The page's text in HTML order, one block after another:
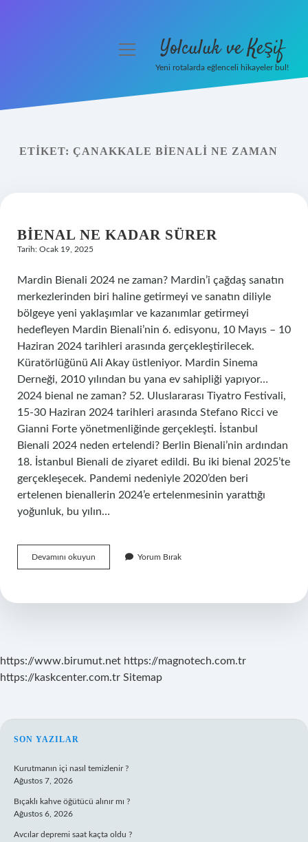
Yasal Uyarı
menüyü Yolculuk ve Keşif
Yeni rotalarda eğlenceli hikayeler bul!
ETIKET: ÇANAKKALE BIENALI NE ZAMAN
BIENAL NE KADAR SÜRER
Tarih: Ocak 19, 2025
Mardin Bienali 2024 ne zaman? Mardin’i çağdaş sanatın
merkezlerinden biri haline getirmeyi ve sanatın diliyle
bölgeye yeni yaklaşımlar ve kazanımlar getirmeyi
hedefleyen Mardin Bienali’nin 6. edisyonu, 10 Mayıs – 10
Haziran 2024 tarihleri ​​arasında gerçekleştirilecek.
Küratörlüğünü Ali Akay üstleniyor. Mardin Sinema
Derneği, 2010 yılından bu yana ev sahipliği yapıyor…
2024 bienal ne zaman? 52. Uluslararası Tiyatro Festivali,
15-30 Haziran 2024 tarihleri ​​arasında Stefano Ricci ve
Gianni Forte yönetmenliğinde gerçekleşti. İstanbul
Bienali 2024 neden ertelendi? Berlin Bienali’nin ardından
18. İstanbul Bienali de ziyaret edildi. Bu iki bienal 2025’te
gerçekleşecek. Pandemi nedeniyle 2020’den beri
ertelenen bienallerin 2024’e ertelenmesinin yarattığı
yoğunluk, bu yılın…
Devamını okuyun
Ne
Yorum Bırak
https://www.birumut.net https://magnotech.com.tr
https://kaskcenter.com.tr Sitemap
SIDEBAR
SON YAZILAR
Kurutmanın içi nasıl temizlenir ?
Ağustos 7, 2026
Bıçaklı kahve öğütücü alınır mı ?
Ağustos 6, 2026
Avcılar depremi saat kaçta oldu ?